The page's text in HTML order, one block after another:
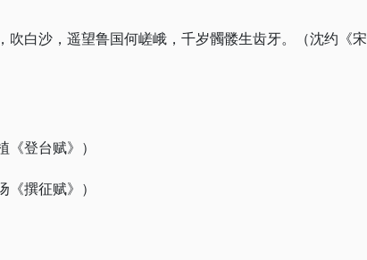
吹白沙，遥望鲁国何嵯峨，千岁髑髅生齿牙。（沈约《宋
登台赋》）
撰征赋》）